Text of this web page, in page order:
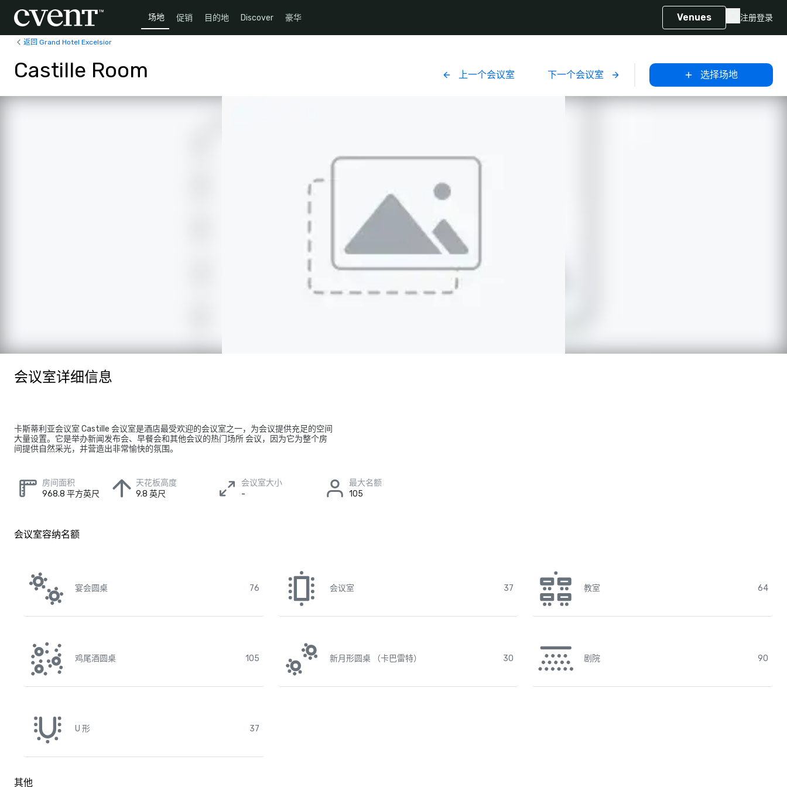
场地 促销 目的地 Discover 豪华 Venues 注册登录
返回 Grand Hotel Excelsior
Castille Room 上一个会议室 下一个会议室 选择场地
会议室详细信息
卡斯蒂利亚会议室 Castille 会议室是酒店最受欢迎的会议室之一，为会议提供充足的空间
大量设置。它是举办新闻发布会、早餐会和其他会议的热门场所 会议，因为它为整个房
间提供自然采光，并营造出非常愉快的氛围。
房间面积
968.8 平方英尺
天花板高度
9.8 英尺
会议室大小
-
最大名额
105
会议室容纳名额
宴会圆桌 76 会议室 37 教室 64
鸡尾酒圆桌 105 新月形圆桌 （卡巴雷特） 30 剧院 90
U 形 37
其他